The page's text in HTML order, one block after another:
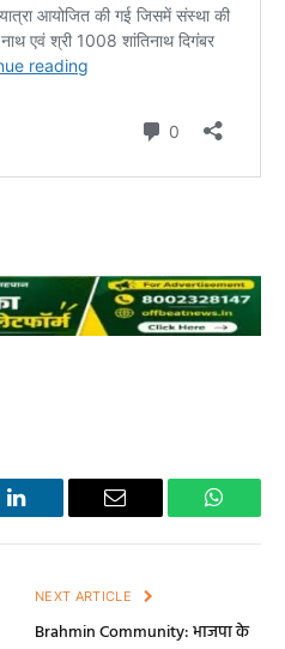
LinkedIn Email
NEXT ARTICLE
Brahmin Community: भाजपा के